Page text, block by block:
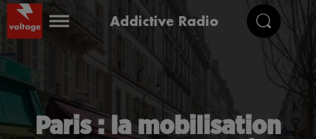
Addictive Radio
Paris : la mobilisation